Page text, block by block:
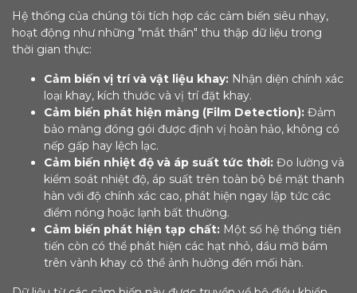
Hệ thống của chúng tôi tích hợp các cảm biến siêu nhạy,
hoạt động như những "mắt thần" thu thập dữ liệu trong
thời gian thực:
Cảm biến vị trí và vật liệu khay: Nhận diện chính xác
loại khay, kích thước và vị trí đặt khay.
Cảm biến phát hiện màng (Film Detection): Đảm
bảo màng đóng gói được định vị hoàn hảo, không có
nếp gấp hay lệch lạc.
Cảm biến nhiệt độ và áp suất tức thời: Đo lường và
kiểm soát nhiệt độ, áp suất trên toàn bộ bề mặt thanh
hàn với độ chính xác cao, phát hiện ngay lập tức các
điểm nóng hoặc lạnh bất thường.
Cảm biến phát hiện tạp chất: Một số hệ thống tiên
tiến còn có thể phát hiện các hạt nhỏ, dầu mỡ bám
trên vành khay có thể ảnh hưởng đến mối hàn.